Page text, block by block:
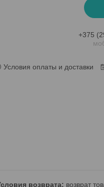
+375
Условия оплаты и доставки
возврат